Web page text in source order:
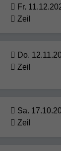
Fr.
Zeil
Do.
Zeil
Sa.
Zeil